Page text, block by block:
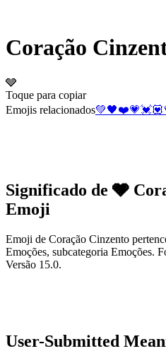
Coração
🩶
Toque para copiar
Emojis relacionados💚🖤❤️💗💓💟
Significado de 🩶
Emoji
Emoji de Coração Cinzento
Emoções, subcategoria Emoções.
Versão 15.0.
User-Submitted